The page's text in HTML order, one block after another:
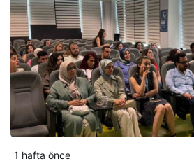
1 hafta önce